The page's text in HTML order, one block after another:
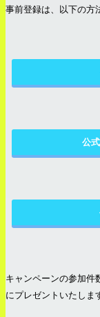
事前登録は、以下の方
公
キャンペーンの参加件
にプレゼントいたしま